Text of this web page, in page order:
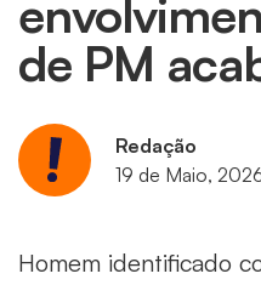
de PM
Redação
19 de Maio,
Homem identificado